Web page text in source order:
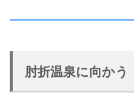
肘折温泉に向かう